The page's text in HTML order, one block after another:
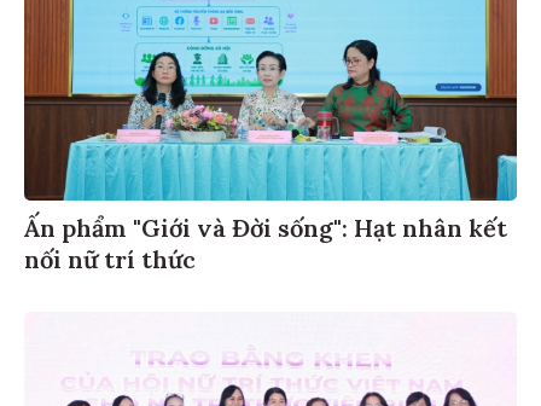
Ấn phẩm "Giới và Đời sống": Hạt nhân kết
nối nữ trí thức